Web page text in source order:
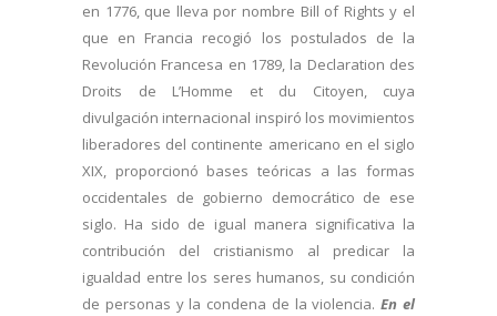
en 1776, que lleva por nombre Bill of Rights y el
que en Francia recogió los postulados de la
Revolución Francesa en 1789, la Declaration des
Droits de L’Homme et du Citoyen, cuya
divulgación internacional inspiró los movimientos
liberadores del continente americano en el siglo
XIX, proporcionó bases teóricas a las formas
occidentales de gobierno democrático de ese
siglo. Ha sido de igual manera significativa la
contribución del cristianismo al predicar la
igualdad entre los seres humanos, su condición
de personas y la condena de la violencia.En el